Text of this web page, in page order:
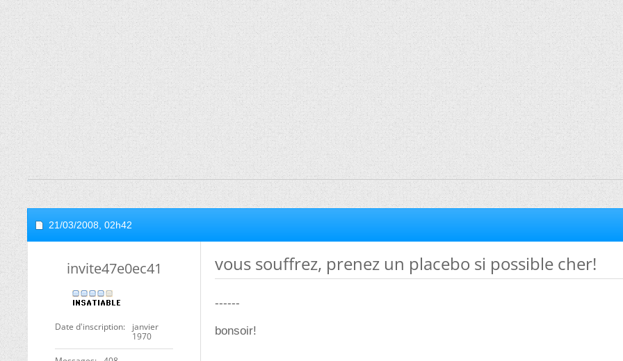
21/03/2008, 02h42
invite47e0ec41
Date d'inscription
janvier
1970
vous souffrez, prenez un placebo si possible cher!
------
bonsoir!